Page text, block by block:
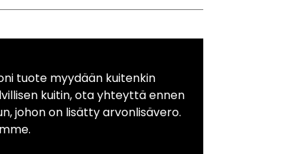
tuote myydään kuitenkin
kuitin, ota yhteyttä ennen
johon on lisätty arvonlisävero.